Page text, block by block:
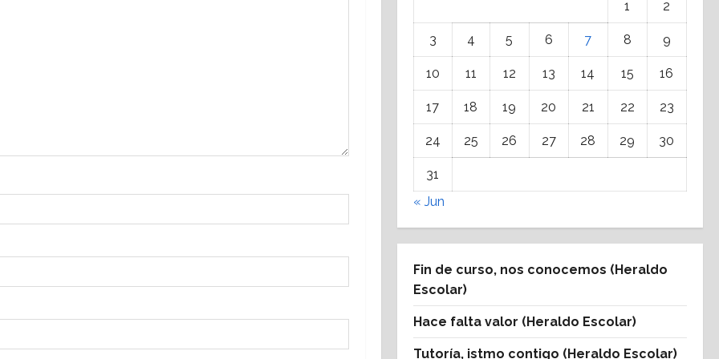
1 2
3 4 5 6 7 8 9
10 11 12 13 14 15 16
17 18 19 20 21 22 23
24 25 26 27 28 29 30
31
« Jun
Fin de curso, nos conocemos (Heraldo
Escolar)
Hace falta valor (Heraldo Escolar)
Tutoría, istmo contigo (Heraldo Escolar)